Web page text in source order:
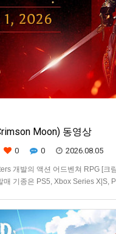
Moon) 동영상
0 0 2026.08.05
개발의 액션 어드벤쳐 RPG [크
매 기종은 PS5, Xbox Series X|S,